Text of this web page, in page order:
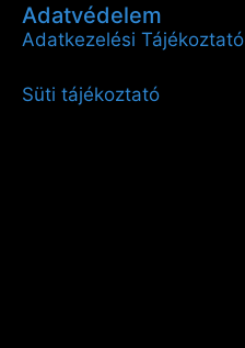
Adatvédelem
Adatkezelési Tájékoztató
Süti tájékoztató